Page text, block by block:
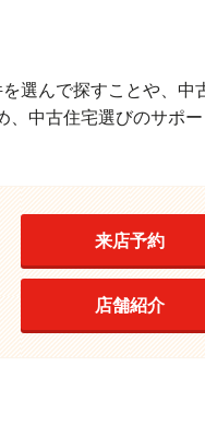
選んで探すことや、
中古住宅選びのサポー
来店予約
店舗紹介